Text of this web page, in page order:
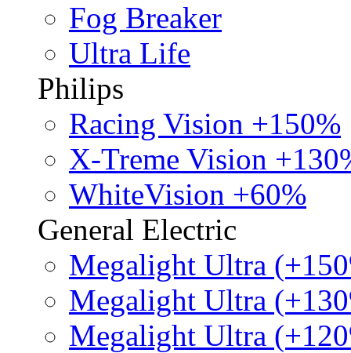
Fog Breaker
Ultra Life
Philips
Racing Vision +150%
X-Treme Vision
WhiteVision +60%
General Electric
Megalight Ultra
Megalight Ultra
Megalight Ultra